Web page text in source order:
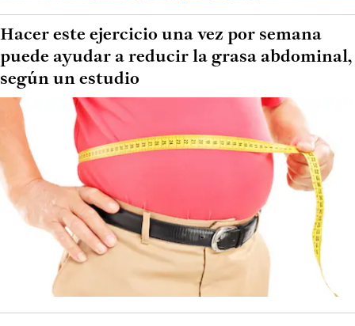
Hacer este ejercicio una vez por semana
puede ayudar a reducir la grasa abdominal,
según un estudio